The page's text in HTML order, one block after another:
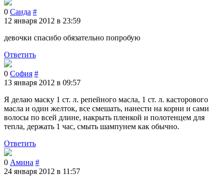
0 Саида #
12 января 2012 в 23:59
девочки спасибо обязательно попробую
Ответить
0 София #
13 января 2012 в 09:57
Я делаю маску 1 ст. л. репейного масла, 1 ст. л. касторового
масла и один желток, все смешать, нанести на корни и сами
волосы по всей длине, накрыть пленкой и полотенцем для
тепла, держать 1 час, смыть шампунем как обычно.
Ответить
0 Амина #
24 января 2012 в 11:57